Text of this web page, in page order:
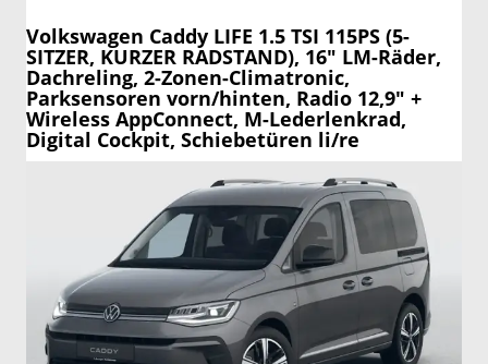
Volkswagen Caddy LIFE 1.5 TSI 115PS (5-
SITZER, KURZER RADSTAND), 16" LM-Räder,
Dachreling, 2-Zonen-Climatronic,
Parksensoren vorn/hinten, Radio 12,9" +
Wireless AppConnect, M-Lederlenkrad,
Digital Cockpit, Schiebetüren li/re